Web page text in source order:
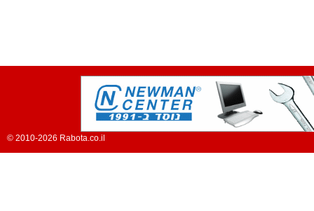
© 2010-2026 Rabota.co.il